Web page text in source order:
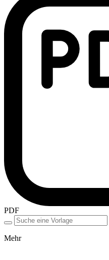
PDF
Mehr